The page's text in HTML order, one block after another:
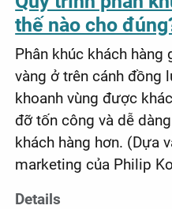
thế nào cho
Phân khúc khách
vàng ở trên cánh đồng
khoanh vùng được
đỡ tốn công và dễ
khách hàng hơn. (Dựa
marketing của Philip
Details